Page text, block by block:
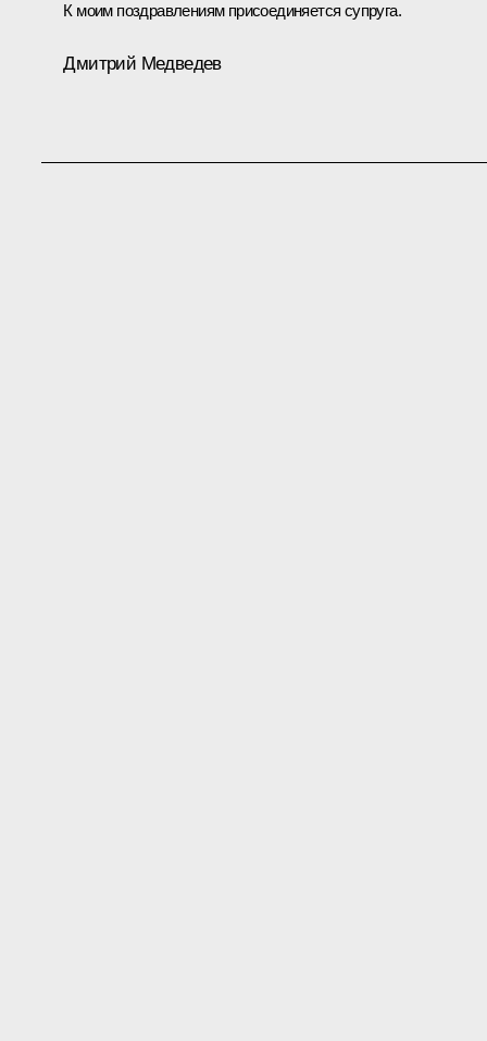
К моим поздравлениям присоединяется супруга.
Дмитрий Медведев